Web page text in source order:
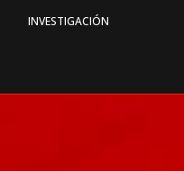
INVESTIGACIÓN